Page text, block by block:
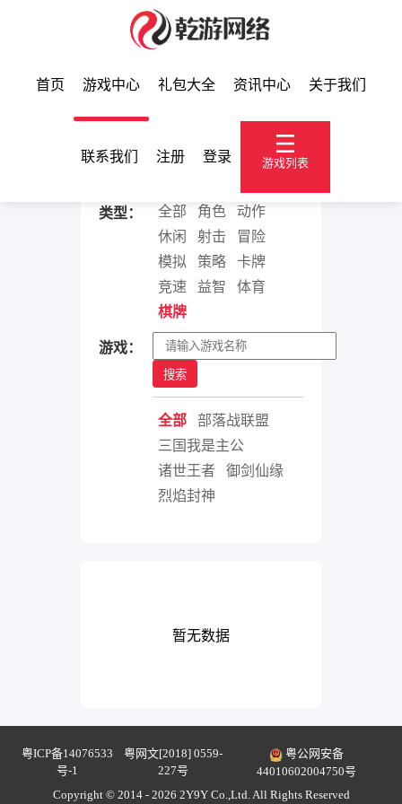
首页 游戏中心 礼包大全 资讯中心 关于我们
联系我们 注册 登录 游戏列表
类型： 全部 角色
动作
休闲
射击
冒险
模拟
策略
卡牌
竞速
益智
体育
棋牌
游戏：
搜索
全部
部落战联盟
三国我是主公
诸世王者
御剑仙缘
烈焰封神
暂无数据
粤ICP备14076533
号-1
粤网文[2018] 0559-
227号
粤公网安备
44010602004750号
Copyright © 2014 - 2026 2Y9Y Co.,Ltd. All Rights Reserved